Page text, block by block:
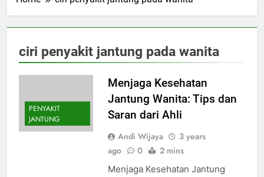
ciri penyakit jantung pada wanita
PENYAKIT
JANTUNG
Menjaga Kesehatan
Jantung Wanita: Tips dan
Saran dari Ahli
Andi Wijaya
3 years
ago
0 2 mins
Menjaga Kesehatan Jantung